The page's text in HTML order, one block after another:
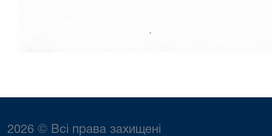
2026 © Всі права захищені